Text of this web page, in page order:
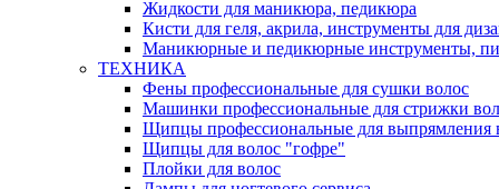
Жидкости для маникюра, педикюра
Кисти для геля, акрила, инструменты для
Маникюрные и педикюрные инструменты,
ТЕХНИКА
Фены профессиональные для сушки волос
Машинки профессиональные для стрижки
Щипцы профессиональные для выпрямления
Щипцы для волос "гофре"
Плойки для волос